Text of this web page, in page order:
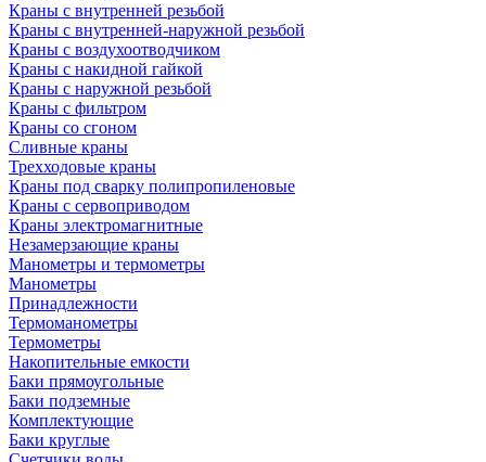
Краны с внутренней резьбой
Краны с внутренней-наружной резьбой
Краны с воздухоотводчиком
Краны с накидной гайкой
Краны с наружной резьбой
Краны с фильтром
Краны со сгоном
Сливные краны
Трехходовые краны
Краны под сварку полипропиленовые
Краны с сервоприводом
Краны электромагнитные
Незамерзающие краны
Манометры и термометры
Манометры
Принадлежности
Термоманометры
Термометры
Накопительные емкости
Баки прямоугольные
Баки подземные
Комплектующие
Баки круглые